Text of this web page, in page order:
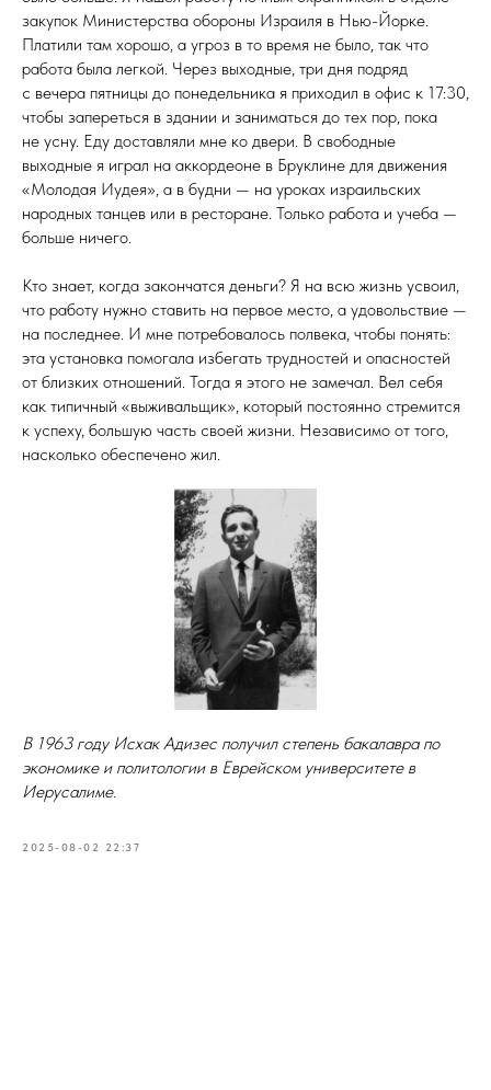
закупок Министерства обороны Израиля в Нью-Йорке.
Платили там хорошо, а угроз в то время не было, так что
работа была легкой. Через выходные, три дня подряд
с вечера пятницы до понедельника я приходил в офис к 17:30,
чтобы запереться в здании и заниматься до тех пор, пока
не усну. Еду доставляли мне ко двери. В свободные
выходные я играл на аккордеоне в Бруклине для движения
«Молодая Иудея», а в будни — на уроках израильских
народных танцев или в ресторане. Только работа и учеба —
больше ничего.
Кто знает, когда закончатся деньги? Я на всю жизнь усвоил,
что работу нужно ставить на первое место, а удовольствие —
на последнее. И мне потребовалось полвека, чтобы понять:
эта установка помогала избегать трудностей и опасностей
от близких отношений. Тогда я этого не замечал. Вел себя
как типичный «выживальщик», который постоянно стремится
к успеху, большую часть своей жизни. Независимо от того,
насколько обеспечено жил.
В 1963 году Исхак Адизес получил степень бакалавра по
экономике и политологии в Еврейском университете в
Иерусалиме.
2025-08-02 22:37